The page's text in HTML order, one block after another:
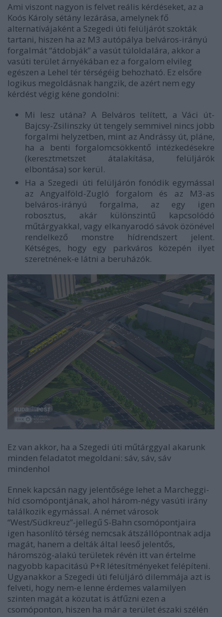
Ami viszont nagyon is felvet reális kérdéseket, az a
Koós Károly sétány lezárása, amelynek fő
alternatívájaként a Szegedi úti felüljárót szokták
tartani, hiszen ha az M3 autópálya belváros-irányú
forgalmát “átdobják” a vasút túloldalára, akkor a
vasúti terület árnyékában ez a forgalom elvileg
egészen a Lehel tér térségéig behozható. Ez elsőre
logikus megoldásnak hangzik, de azért nem egy
kérdést végig kéne gondolni:
Mi lesz utána? A Belváros telített, a Váci út-
Bajcsy-Zsilinszky út tengely semmivel nincs jobb
forgalmi helyzetben, mint az Andrássy út, pláne,
ha a benti forgalomcsökkentő intézkedésekre
(keresztmetszet átalakítása, felüljárók
elbontása) sor kerül.
Ha a Szegedi úti felüljárón fonódik egymással
az Angyalföld-Zugló forgalom és az M3-as
belváros-irányú forgalma, az egy igen
robosztus, akár különszintű kapcsolódó
műtárgyakkal, vagy elkanyarodó sávok özönével
rendelkező monstre hídrendszert jelent.
Kétséges, hogy egy parkváros közepén ilyet
szeretnének-e látni a beruházók.
Ez van akkor, ha a Szegedi úti műtárggyal akarunk
minden feladatot megoldani: sáv, sáv, sáv
mindenhol
Ennek kapcsán nagy jelentősége lehet a Marcheggi-
híd csomópontjának, ahol három-négy vasúti irány
találkozik egymással. A német városok
“West/Südkreuz”-jellegű S-Bahn csomópontjaira
igen hasonlító térség nemcsak átszállópontnak adja
magát, hanem a delták által leeső jelentős,
háromszög-alakú területek révén itt van értelme
nagyobb kapacitású P+R létesítményeket felépíteni.
Ugyanakkor a Szegedi úti felüljáró dilemmája azt is
felveti, hogy nem-e lenne érdemes valamilyen
szinten magát a közutat is átfűzni ezen a
csomóponton, hiszen ha már a terület északi szélén